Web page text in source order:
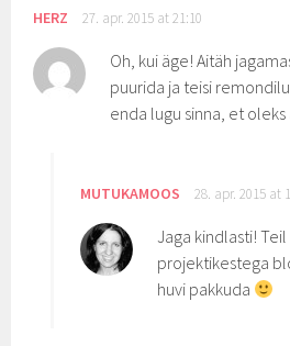
HERZ 27. apr. 2015 at 21:10
Oh, kui äge! Aitäh
puurida ja teisi
enda lugu sinna, et oleks
MUTUKAMOOS 28. apr. 2015 at
Jaga kindlasti!
projektikestega
huvi pakkuda